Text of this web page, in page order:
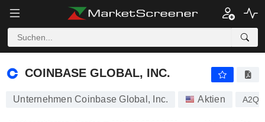
COINBASE GLOBAL, INC.
COINBASE GLOBAL, INC.
Unternehmen Coinbase Global, Inc. Aktien